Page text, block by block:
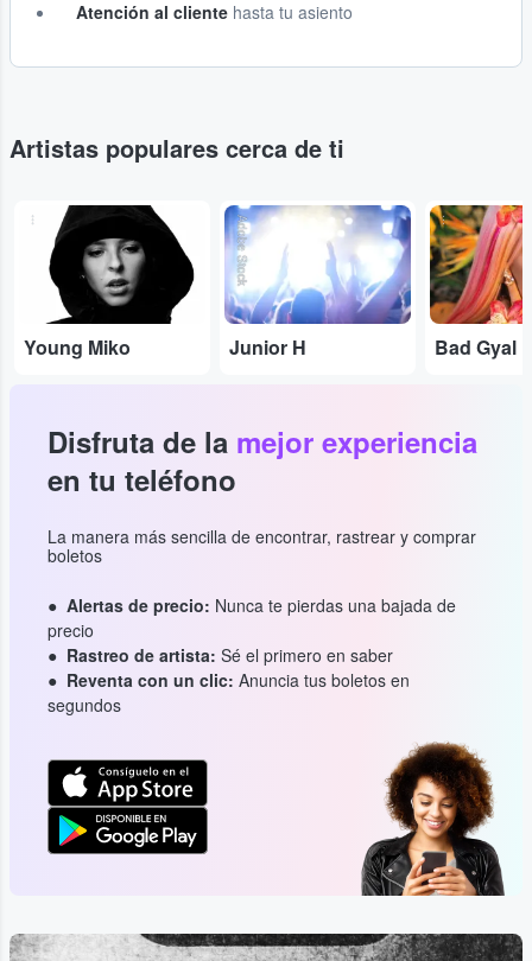
Atención al cliente hasta tu asiento
Artistas populares cerca de ti
...
Young Miko
Adobe Stock
Junior H
...
Bad Gyal
Disfruta de la mejor experiencia
en tu teléfono
La manera más sencilla de encontrar, rastrear y comprar
boletos
Alertas de precio: Nunca te pierdas una bajada de
precio
Rastreo de artista: Sé el primero en saber
Reventa con un clic: Anuncia tus boletos en
segundos